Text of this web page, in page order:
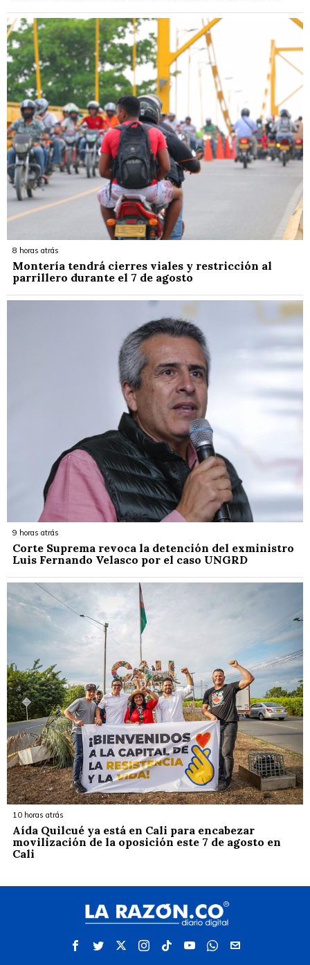
8 horas atrás
Montería tendrá cierres viales y restricción al
parrillero durante el 7 de agosto
9 horas atrás
Corte Suprema revoca la detención del exministro
Luis Fernando Velasco por el caso UNGRD
10 horas atrás
Aída Quilcué ya está en Cali para encabezar
movilización de la oposición este 7 de agosto en
Cali